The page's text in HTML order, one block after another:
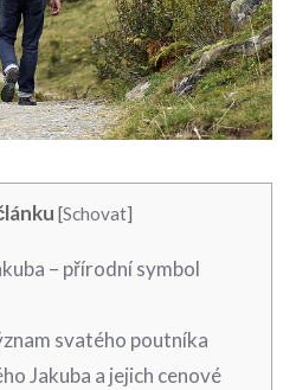
[Schovat]
– přírodní symbol
svatého poutníka
Jakuba​ a jejich cenové